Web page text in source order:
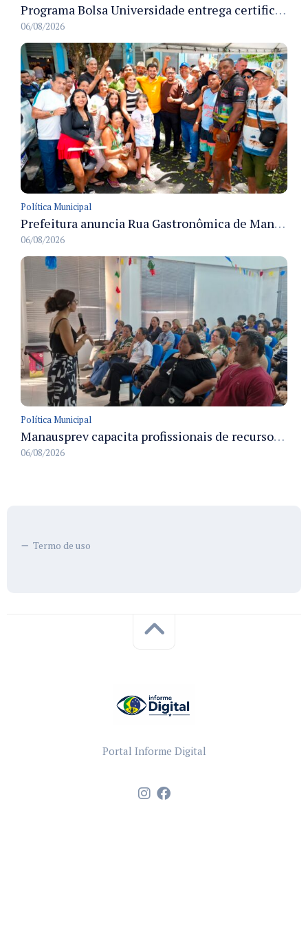
Programa Bolsa Universidade entrega certificados a formandos em Manaus na sede do Executivo municipal
06/08/2026
Política Municipal
Prefeitura anuncia Rua Gastronômica de Manaus e garante alternativas para 54 ambulantes cadastrados
06/08/2026
Política Municipal
Manausprev capacita profissionais de recursos humanos para agilizar concessão de aposentadorias no município
06/08/2026
Termo de uso
Portal Informe Digital